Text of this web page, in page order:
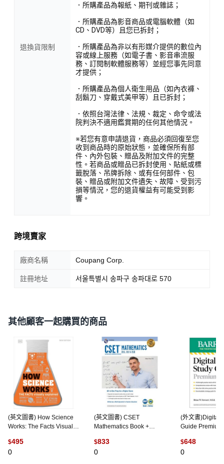
退換貨限制
．所購產品為報紙、期刊或雜誌；
．所購產品為影音商品或電腦軟體（如
CD、DVD等）且您已拆封；
．所購產品為非以有形媒介提供的數位內
容或線上服務（如電子書、影音串流服
務、訂閱制軟體服務等）並經您事先同意
才提供；
．所購產品為個人衛生用品（如內衣褲、
刮鬍刀、穿戴式美甲等）且已拆封；
．依照台灣法律、法規、裁定、命令或法
院判決不適用鑑賞期的任何其他情況。
※若您有意申請退貨，商品必須回復至您
收到商品時的原始狀態，並確保所有部
件、內外包裝、贈品及附加文件的完整
性。若商品或贈品已拆封使用、貼紙或標
籤脫落、吊牌拆除、或有任何部件、包
裝、贈品或附加文件遺失、故障、受到污
損等情況，您的退貨權益有可能受到影
響。
跨境賣家
廠商名稱 Coupang Corp.
註冊地址 서울특별시 송파구 송파대로 570
其他顧客一起購買的商品
(英文圖書) How Science
Works: The Facts Visually
Publishing (Dorling
Kind..., 英文
$495
0
(英文圖書) CSET
Mathematics Book +
& Education Associ..., 英
文
$833
0
(外文書)Digital
Guide
+... Paperback,
$648
0